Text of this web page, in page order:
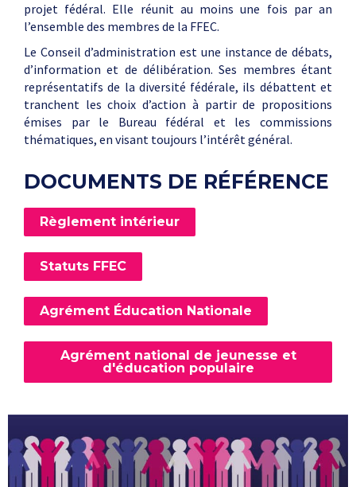
projet fédéral. Elle réunit au moins une fois par an
l’ensemble des membres de la FFEC.
Le Conseil d’administration est une instance de débats,
d’information et de délibération. Ses membres étant
représentatifs de la diversité fédérale, ils débattent et
tranchent les choix d’action à partir de propositions
émises par le Bureau fédéral et les commissions
thématiques, en visant toujours l’intérêt général.
DOCUMENTS DE RÉFÉRENCE
Règlement intérieur
Statuts FFEC
Agrément Éducation Nationale
Agrément national de jeunesse et
d'éducation populaire